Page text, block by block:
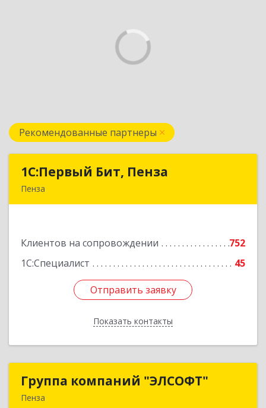
Рекомендованные партнеры
1С:Первый Бит, Пенза
Пенза
Клиентов на сопровождении
752
1С:Специалист
45
Отправить заявку
Показать контакты
1С:Первый Бит, Пенза
Подробнее
Отправить заявку
Назад
Группа компаний "ЭЛСОФТ"
Пенза
Группа компаний "ЭЛСОФТ"